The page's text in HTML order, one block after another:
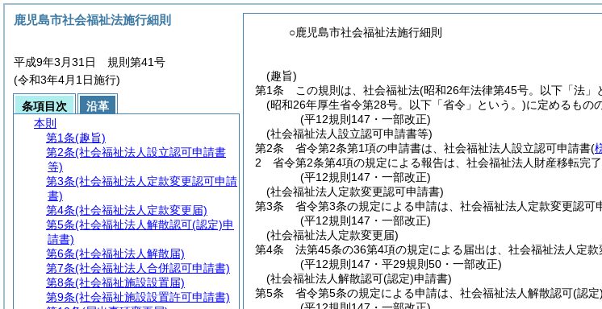
○鹿児島市社会福祉法施行細則
(趣旨)
第1条
この規則は、社会福祉法(昭和26年法律第45号。以下「法」
(昭和26年厚生省令第28号。以下「省令」という。)に定めるもの
(平12規則147・一部改正)
(社会福祉法人設立認可申請書等)
第2条
省令第2条第1項の申請書は、社会福祉法人設立認可申請書(
2
省令第2条第4項の規定による報告は、社会福祉法人財産移転完
(平12規則147・一部改正)
(社会福祉法人定款変更認可申請書)
第3条
省令第3条の規定による申請は、社会福祉法人定款変更認可
(平12規則147・一部改正)
(社会福祉法人定款変更届)
第4条
法第45条の36第4項の規定による届出は、社会福祉法人定款
(平12規則147・平29規則50・一部改正)
(社会福祉法人解散認可(認定)申請書)
第5条
省令第5条の規定による申請は、社会福祉法人解散認可(認定)
鹿児島市社会福祉法施行細則
平成9年3月31日 規則第41号
(令和3年4月1日施行)
条項目次
沿革
本則
第1条(趣旨)
第2条(社会福祉法人設立認可申請書
等)
第3条(社会福祉法人定款変更認可申請
書)
第4条(社会福祉法人定款変更届)
第5条(社会福祉法人解散認可(認定)申
請書)
第6条(社会福祉法人解散届)
第7条(社会福祉法人合併認可申請書)
第8条(社会福祉施設設置届)
第9条(社会福祉施設設置許可申請書)